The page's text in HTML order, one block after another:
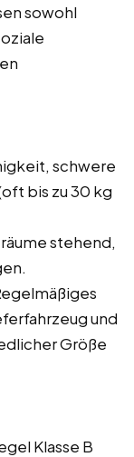
sowohl
schwere
bis zu 30 kg
stehend,
und
Größe
Klasse B